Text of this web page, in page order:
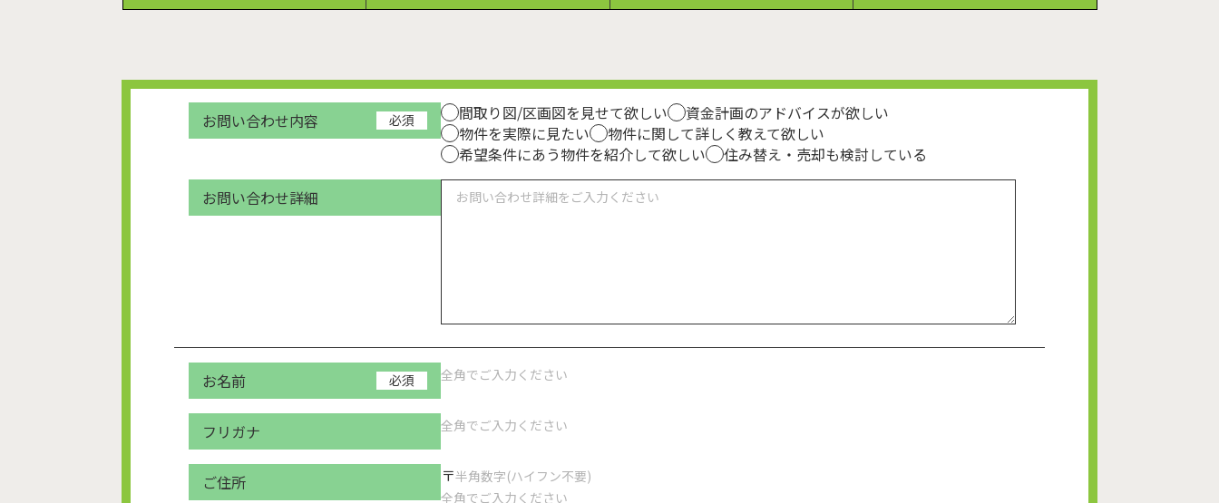
お問い合わせ内容 必須 間取り図/区画図を見せて欲しい
資金計画のアドバイスが欲しい
物件を実際に見たい
物件に関して詳しく教えて欲しい
希望条件にあう物件を紹介して欲しい
住み替え・売却も検討している
お問い合わせ詳細
お名前 必須
フリガナ
ご住所 〒